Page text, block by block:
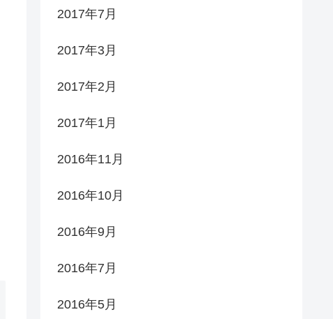
2017年7月
2017年3月
2017年2月
2017年1月
2016年11月
2016年10月
2016年9月
2016年7月
2016年5月